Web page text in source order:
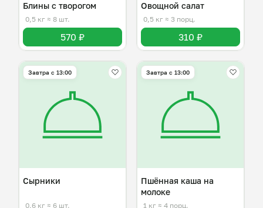
Блины с творогом
0,5 кг ≈ 8 шт.
570 ₽
Овощной салат
0,5 кг ≈ 3 порц.
310 ₽
Завтра c 13:00
Сырники
0,6 кг ≈ 6 шт.
Завтра c 13:00
Пшённая каша на
молоке
1 кг ≈ 4 порц.